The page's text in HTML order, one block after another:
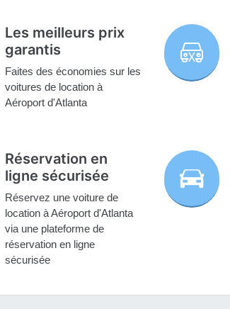
Les meilleurs prix
garantis
Faites des économies sur les
voitures de location à
Aéroport d'Atlanta
Réservation en
ligne sécurisée
Réservez une voiture de
location à Aéroport d'Atlanta
via une plateforme de
réservation en ligne
sécurisée